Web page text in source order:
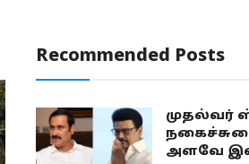
Recommended Posts
முதல்வர்
அளவே